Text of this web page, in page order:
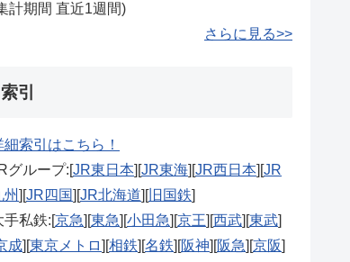
計期間 直近1週間)
さらに見る>>
索引
細索引はこちら！
グループ:[ JR東日本 JR東海 JR西日本 JR
州
JR四国 JR北海道 旧国鉄
手私鉄:[ 京急 東急 小田急 京王 西武 東武
成 東京メトロ 相鉄 名鉄 阪神 阪急 京阪